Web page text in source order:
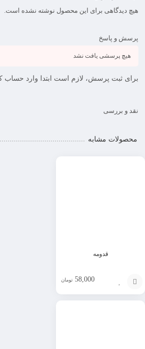
هیچ دیدگاهی برای این محصول نوشته نشده است.
پرسش و پاسخ
هیچ پرسشی یافت نشد
برای ثبت پرسش، لازم است ابتدا وارد حساب
نقد و بررسی
محصولات مشابه
قدومه
58,000 تومان